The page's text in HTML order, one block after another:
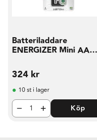
Batteriladdare
ENERGIZER Mini AA
324 kr
10 st i lager
Köp